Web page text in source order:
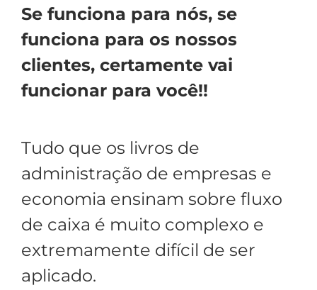
Se funciona para nós, se
funciona para os nossos
clientes, certamente vai
funcionar para você!!
Tudo que os livros de
administração de empresas e
economia ensinam sobre fluxo
de caixa é muito complexo e
extremamente difícil de ser
aplicado.